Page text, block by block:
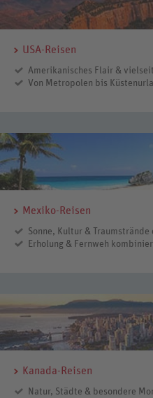
USA-Reisen
Amerikanisches Flair &
Von Metropolen bis
Mexiko-Reisen
Sonne, Kultur & Traumstrände
Erholung & Fernweh
Kanada-Reisen
Natur, Städte & besondere